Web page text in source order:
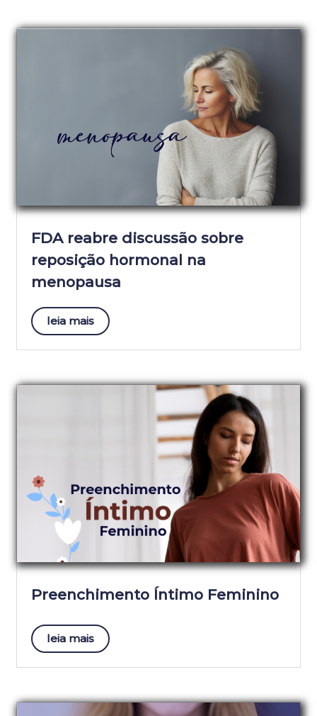
FDA reabre discussão sobre
reposição hormonal na
menopausa
leia mais
Preenchimento Íntimo Feminino
leia mais